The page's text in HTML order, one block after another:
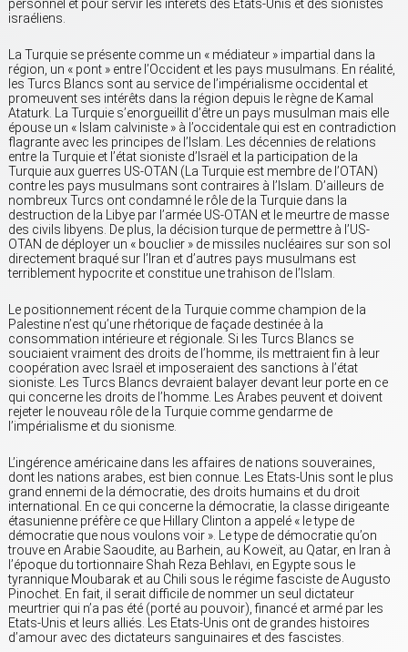
personnel et pour servir les intérêts des Etats-Unis et des sionistes
israéliens.
La Turquie se présente comme un « médiateur » impartial dans la
région, un « pont » entre l’Occident et les pays musulmans. En réalité,
les Turcs Blancs sont au service de l’impérialisme occidental et
promeuvent ses intérêts dans la région depuis le règne de Kamal
Ataturk. La Turquie s’enorgueillit d’être un pays musulman mais elle
épouse un « Islam calviniste » à l’occidentale qui est en contradiction
flagrante avec les principes de l’Islam. Les décennies de relations
entre la Turquie et l’état sioniste d’Israël et la participation de la
Turquie aux guerres US-OTAN (La Turquie est membre de l’OTAN)
contre les pays musulmans sont contraires à l’Islam. D’ailleurs de
nombreux Turcs ont condamné le rôle de la Turquie dans la
destruction de la Libye par l’armée US-OTAN et le meurtre de masse
des civils libyens. De plus, la décision turque de permettre à l’US-
OTAN de déployer un « bouclier » de missiles nucléaires sur son sol
directement braqué sur l’Iran et d’autres pays musulmans est
terriblement hypocrite et constitue une trahison de l’Islam.
Le positionnement récent de la Turquie comme champion de la
Palestine n’est qu’une rhétorique de façade destinée à la
consommation intérieure et régionale. Si les Turcs Blancs se
souciaient vraiment des droits de l’homme, ils mettraient fin à leur
coopération avec Israël et imposeraient des sanctions à l’état
sioniste. Les Turcs Blancs devraient balayer devant leur porte en ce
qui concerne les droits de l’homme. Les Arabes peuvent et doivent
rejeter le nouveau rôle de la Turquie comme gendarme de
l’impérialisme et du sionisme.
L’ingérence américaine dans les affaires de nations souveraines,
dont les nations arabes, est bien connue. Les Etats-Unis sont le plus
grand ennemi de la démocratie, des droits humains et du droit
international. En ce qui concerne la démocratie, la classe dirigeante
étasunienne préfère ce que Hillary Clinton a appelé « le type de
démocratie que nous voulons voir ». Le type de démocratie qu’on
trouve en Arabie Saoudite, au Barhein, au Koweït, au Qatar, en Iran à
l’époque du tortionnaire Shah Reza Behlavi, en Egypte sous le
tyrannique Moubarak et au Chili sous le régime fasciste de Augusto
Pinochet. En fait, il serait difficile de nommer un seul dictateur
meurtrier qui n’a pas été (porté au pouvoir), financé et armé par les
Etats-Unis et leurs alliés. Les Etats-Unis ont de grandes histoires
d’amour avec des dictateurs sanguinaires et des fascistes.